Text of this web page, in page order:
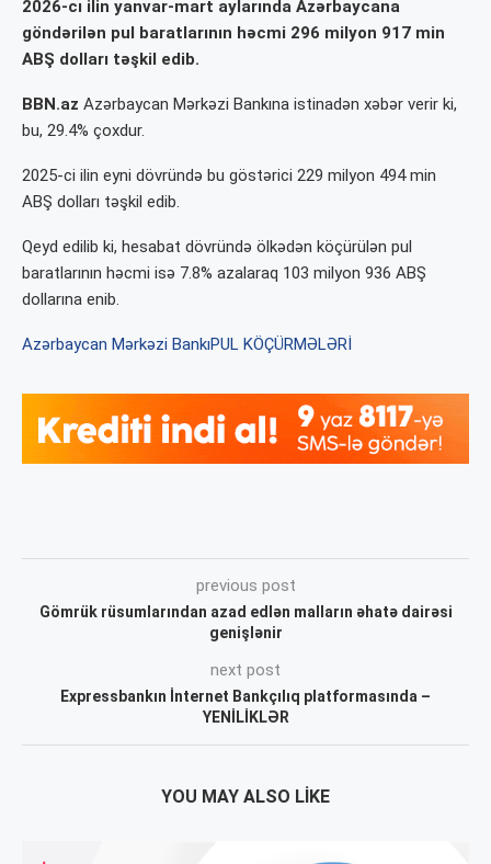
2026-cı ilin yanvar-mart aylarında Azərbaycana
göndərilən pul baratlarının həcmi 296 milyon 917 min
ABŞ dolları təşkil edib.
BBN.az Azərbaycan Mərkəzi Bankına istinadən xəbər verir ki,
bu, 29.4% çoxdur.
2025-ci ilin eyni dövründə bu göstərici 229 milyon 494 min
ABŞ dolları təşkil edib.
Qeyd edilib ki, hesabat dövründə ölkədən köçürülən pul
baratlarının həcmi isə 7.8% azalaraq 103 milyon 936 ABŞ
dollarına enib.
Azərbaycan Mərkəzi BankıPUL KÖÇÜRMƏLƏRİ
previous post
Gömrük rüsumlarından azad edlən malların əhatə dairəsi
genişlənir
next post
Expressbankın İnternet Bankçılıq platformasında –
YENİLİKLƏR
YOU MAY ALSO LIKE